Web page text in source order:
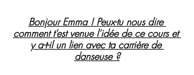
Bonjour Emma ! Peux-tu nous dire
comment t’est venue l’idée de ce cours et
y a-t-il un lien avec ta carrière de
danseuse ?